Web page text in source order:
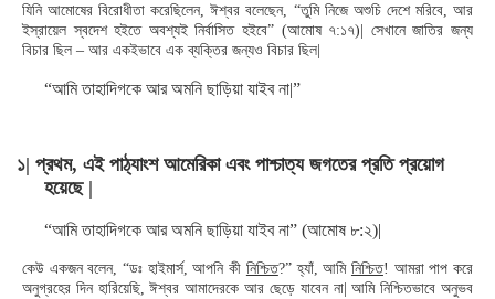
যিনি আমোষের বিরোধীতা করেছিলেন, ঈশ্বর বলেছেন, “তুমি নিজে অশুচি দেশে মরিবে, আর
ইস্রায়েল স্বদেশ হইতে অবশ্যই নির্বাসিত হইবে” (আমোষ ৭:১৭)| সেখানে জাতির জন্য
বিচার ছিল – আর একইভাবে এক ব্যক্তির জন্যও বিচার ছিল|
“আমি তাহাদিগকে আর অমনি ছাড়িয়া যাইব না|”
১| প্রথম, এই পাঠ্যাংশ আমেরিকা এবং পাশ্চাত্য জগতের প্রতি প্রয়োগ
হয়েছে |
“আমি তাহাদিগকে আর অমনি ছাড়িয়া যাইব না” (আমোষ ৮:২)|
কেউ একজন বলেন, “ডঃ হাইমার্স, আপনি কী নিশ্চিত?” হ্যাঁ, আমি নিশ্চিত! আমরা পাপ করে
অনুগ্রহের দিন হারিয়েছি, ঈশ্বর আমাদেরকে আর ছেড়ে যাবেন না| আমি নিশ্চিতভাবে অনুভব